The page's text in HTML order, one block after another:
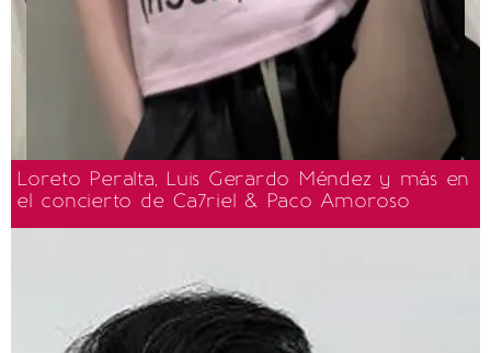
Loreto Peralta, Luis Gerardo Méndez y más en
el concierto de Ca7riel & Paco Amoroso